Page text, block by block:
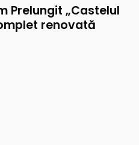
Prelungit „Castelul
renovată